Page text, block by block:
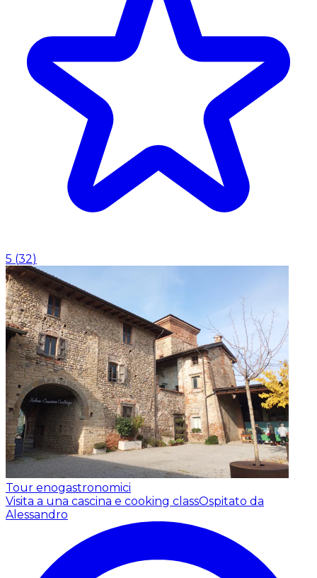
5 (32)
Tour enogastronomici
Visita a una cascina e cooking classOspitato da
Alessandro